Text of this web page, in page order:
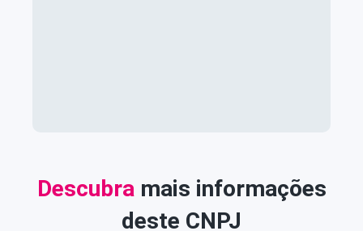
Descubramais informações
deste CNPJ